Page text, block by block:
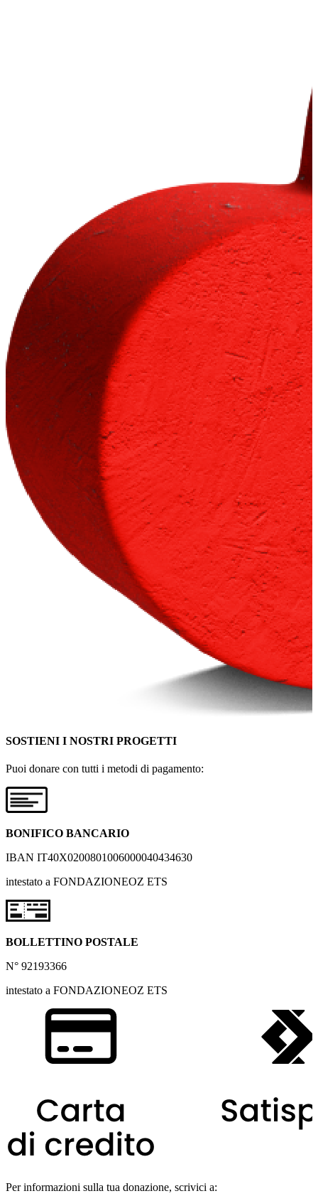
SOSTIENI I NOSTRI PROGETTI
Puoi donare con tutti i metodi di pagamento:
BONIFICO BANCARIO
IBAN IT40X0200801006000040434630
intestato a FONDAZIONEOZ ETS
BOLLETTINO POSTALE
N° 92193366
intestato a FONDAZIONEOZ ETS
Per informazioni sulla tua donazione, scrivici a: